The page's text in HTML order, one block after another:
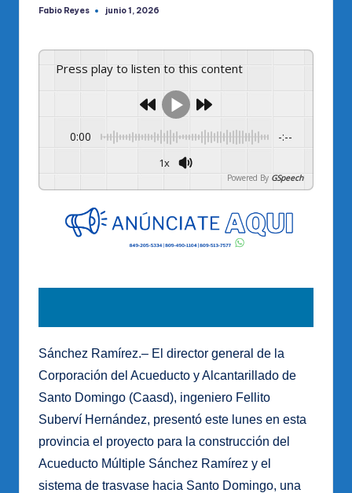
Publicado
Fabio Reyes junio 1, 2026
Press play to listen to this content
0:00 -:--
1x
Powered By GSpeech
Sánchez Ramírez.– El director general de la
Corporación del Acueducto y Alcantarillado de
Santo Domingo (Caasd), ingeniero Fellito
Suberví Hernández, presentó este lunes en esta
provincia el proyecto para la construcción del
Acueducto Múltiple Sánchez Ramírez y el
sistema de trasvase hacia Santo Domingo, una